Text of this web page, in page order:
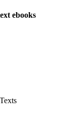
ebooks